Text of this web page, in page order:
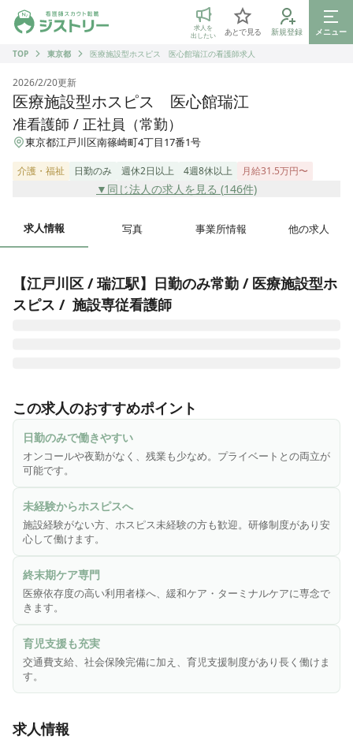
ジストリー 看護師の転職マッチング
求人を
出したい
あとで見る 新規登録
メニュー
TOP
東京都 医療施設型ホスピス 医心館瑞江の看護師求人
2026/2/20更新
医療施設型ホスピス 医心館瑞江
准看護師 / 正社員（常勤）
東京都江戸川区南篠崎町4丁目17番1号
介護・福祉 日勤のみ 週休2日以上 4週8休以上 月給31.5万円〜
▼同じ法人の求人を見る (146件)
求人情報 写真 事業所情報 他の求人
【江戸川区 / 瑞江駅】日勤のみ常勤 / 医療施設型ホ
スピス /  施設専従看護師
高い方をお受け入れし、大切な時間を穏やかに過ごしていた
だくための、安らぎの療養の場です。医療施設型ホスピスと
して皆様からのニーズにお応えし、療養環境の地域間格差の
是正に貢献するため、全国各地で医心館を展開しています。
終末期のがんや神経変性疾患を患う方、人工呼吸器を使用し
ている方、頻繁な喀痰吸引が必要な方――などの医療依存度
が高い方々。そうした方々に安心して療養生活を送っていた
だくため、充実の人員体制を整えています。
◎こんな方にピッタリ！！
・緩和ケアやホスピスに興味がある方
・病院での経験を活かし、新たな分野にチャレンジしたい方
・施設未経験だけど働いてみたい方
この求人のおすすめポイント
日勤のみで働きやすい
オンコールや夜勤がなく、残業も少なめ。プライベートとの両立が
可能です。
未経験からホスピスへ
施設経験がない方、ホスピス未経験の方も歓迎。研修制度があり安
心して働けます。
終末期ケア専門
医療依存度の高い利用者様へ、緩和ケア・ターミナルケアに専念で
きます。
育児支援も充実
交通費支給、社会保険完備に加え、育児支援制度があり長く働けま
す。
求人情報